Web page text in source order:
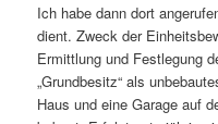
Ich habe dann dort
dient. Zweck der
Ermittlung und Festlegung
„Grundbesitz“ als
Haus und eine Garage auf